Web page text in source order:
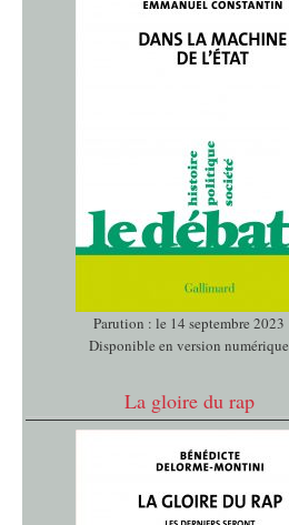
Parution : le 14 septembre 2023
Disponible en version numérique
La gloire du rap